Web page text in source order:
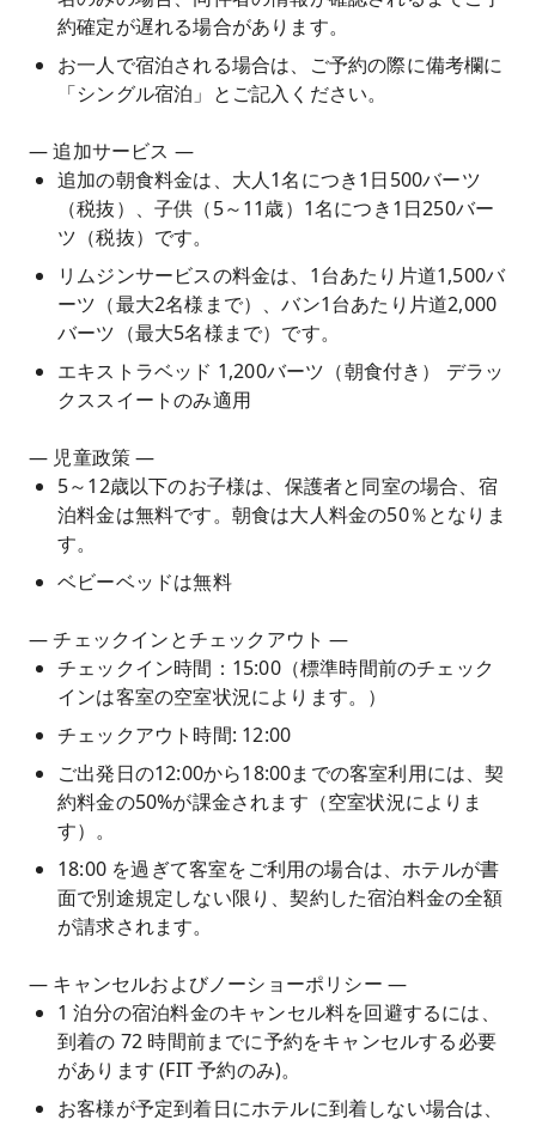
約確定が遅れる場合があります。
お一人で宿泊される場合は、ご予約の際に備考欄に
「シングル宿泊」とご記入ください。
— 追加サービス —
追加の朝食料金は、大人1名につき1日500バーツ
（税抜）、子供（5～11歳）1名につき1日250バー
ツ（税抜）です。
リムジンサービスの料金は、1台あたり片道1,500バ
ーツ（最大2名様まで）、バン1台あたり片道2,000
バーツ（最大5名様まで）です。
エキストラベッド 1,200バーツ（朝食付き） デラッ
クススイートのみ適用
— 児童政策 —
5～12歳以下のお子様は、保護者と同室の場合、宿
泊料金は無料です。朝食は大人料金の50％となりま
す。
ベビーベッドは無料
— チェックインとチェックアウト —
チェックイン時間：15:00（標準時間前のチェック
インは客室の空室状況によります。）
チェックアウト時間: 12:00
ご出発日の12:00から18:00までの客室利用には、契
約料金の50%が課金されます（空室状況によりま
す）。
18:00 を過ぎて客室をご利用の場合は、ホテルが書
面で別途規定しない限り、契約した宿泊料金の全額
が請求されます。
— キャンセルおよびノーショーポリシー —
1 泊分の宿泊料金のキャンセル料を回避するには、
到着の 72 時間前までに予約をキャンセルする必要
があります (FIT 予約のみ)。
お客様が予定到着日にホテルに到着しない場合は、